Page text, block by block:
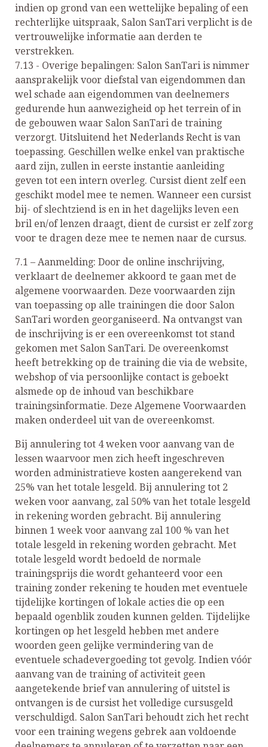
indien op grond van een wettelijke bepaling of een
rechterlijke uitspraak, Salon SanTari verplicht is de
vertrouwelijke informatie aan derden te
verstrekken.
7.13 - Overige bepalingen: Salon SanTari is nimmer
aansprakelijk voor diefstal van eigendommen dan
wel schade aan eigendommen van deelnemers
gedurende hun aanwezigheid op het terrein of in
de gebouwen waar Salon SanTari de training
verzorgt. Uitsluitend het Nederlands Recht is van
toepassing. Geschillen welke enkel van praktische
aard zijn, zullen in eerste instantie aanleiding
geven tot een intern overleg. Cursist dient zelf een
geschikt model mee te nemen. Wanneer een cursist
bij- of slechtziend is en in het dagelijks leven een
bril en/of lenzen draagt, dient de cursist er zelf zorg
voor te dragen deze mee te nemen naar de cursus.
7.1 – Aanmelding: Door de online inschrijving,
verklaart de deelnemer akkoord te gaan met de
algemene voorwaarden. Deze voorwaarden zijn
van toepassing op alle trainingen die door Salon
SanTari worden georganiseerd. Na ontvangst van
de inschrijving is er een overeenkomst tot stand
gekomen met Salon SanTari. De overeenkomst
heeft betrekking op de training die via de website,
webshop of via persoonlijke contact is geboekt
alsmede op de inhoud van beschikbare
trainingsinformatie. Deze Algemene Voorwaarden
maken onderdeel uit van de overeenkomst.
Bij annulering tot 4 weken voor aanvang van de
lessen waarvoor men zich heeft ingeschreven
worden administratieve kosten aangerekend van
25% van het totale lesgeld. Bij annulering tot 2
weken voor aanvang, zal 50% van het totale lesgeld
in rekening worden gebracht. Bij annulering
binnen 1 week voor aanvang zal 100 % van het
totale lesgeld in rekening worden gebracht. Met
totale lesgeld wordt bedoeld de normale
trainingsprijs die wordt gehanteerd voor een
training zonder rekening te houden met eventuele
tijdelijke kortingen of lokale acties die op een
bepaald ogenblik zouden kunnen gelden. Tijdelijke
kortingen op het lesgeld hebben met andere
woorden geen gelijke vermindering van de
eventuele schadevergoeding tot gevolg. Indien vóór
aanvang van de training of activiteit geen
aangetekende brief van annulering of uitstel is
ontvangen is de cursist het volledige cursusgeld
verschuldigd. Salon SanTari behoudt zich het recht
voor een training wegens gebrek aan voldoende